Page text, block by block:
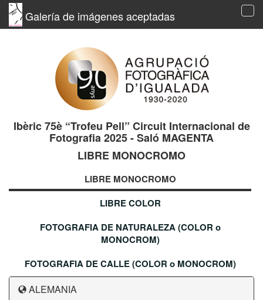
Galería de imágenes aceptadas
Ibèric 75è “Trofeu Pell” Circuit Internacional de
Fotografia 2025 - Saló MAGENTA
LIBRE MONOCROMO
LIBRE MONOCROMO
LIBRE COLOR
FOTOGRAFIA DE NATURALEZA (COLOR o
MONOCROM)
FOTOGRAFIA DE CALLE (COLOR o MONOCROM)
ALEMANIA